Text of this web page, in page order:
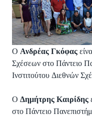
Ο Ανδρέας Γκόφας
Σχέσεων στο Πάντειο
Ινστιτούτου Διεθνών
Ο Δημήτρης Καιρίδης
στο Πάντειο